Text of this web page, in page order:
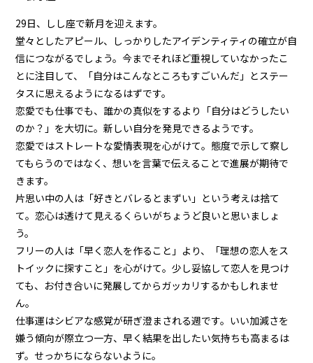
29日、しし座で新月を迎えます。
堂々としたアピール、しっかりしたアイデンティティの確立が自
信につながるでしょう。今までそれほど重視していなかったこ
とに注目して、「自分はこんなところもすごいんだ」とステー
タスに思えるようになるはずです。
恋愛でも仕事でも、誰かの真似をするより「自分はどうしたい
のか？」を大切に。新しい自分を発見できるようです。
恋愛ではストレートな愛情表現を心がけて。態度で示して察し
てもらうのではなく、想いを言葉で伝えることで進展が期待で
きます。
片思い中の人は「好きとバレるとまずい」という考えは捨て
て。恋心は透けて見えるくらいがちょうど良いと思いましょ
う。
フリーの人は「早く恋人を作ること」より、「理想の恋人をス
トイックに探すこと」を心がけて。少し妥協して恋人を見つけ
ても、お付き合いに発展してからガッカリするかもしれませ
ん。
仕事運はシビアな感覚が研ぎ澄まされる週です。いい加減さを
嫌う傾向が際立つ一方、早く結果を出したい気持ちも高まるは
ず。せっかちにならないように。